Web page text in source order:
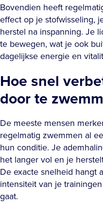
Bovendien heeft
effect op je stofwisseling,
herstel na inspanning. Je
te bewegen, wat je ook
dagelijkse energie en
Hoe snel
door te
De meeste mensen
regelmatig zwemmen al
hun conditie. Je
het langer vol en je
De exacte snelheid hangt
intensiteit van je
gaat.